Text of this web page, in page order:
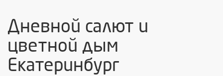
Дневной салют и
цветной дым
Екатеринбург